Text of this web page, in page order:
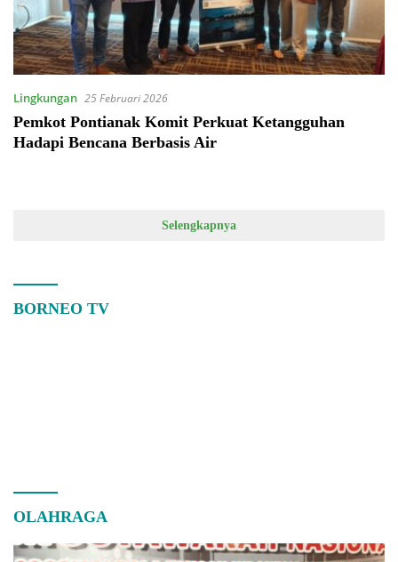
Lingkungan 25 Februari 2026
Pemkot Pontianak Komit Perkuat Ketangguhan
Hadapi Bencana Berbasis Air
Selengkapnya
BORNEO TV
OLAHRAGA